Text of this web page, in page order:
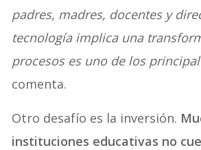
padres, madres, docentes y
tecnología implica una
procesos es uno de los
comenta.
Otro desafío es la inversión.
instituciones educativas no